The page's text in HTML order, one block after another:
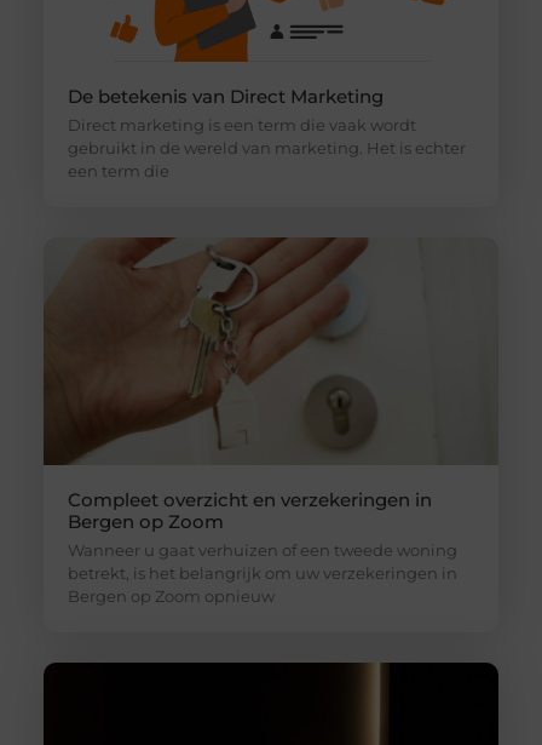
De betekenis van Direct Marketing
Direct marketing is een term die vaak wordt
gebruikt in de wereld van marketing. Het is echter
een term die
Compleet overzicht en verzekeringen in
Bergen op Zoom
Wanneer u gaat verhuizen of een tweede woning
betrekt, is het belangrijk om uw verzekeringen in
Bergen op Zoom opnieuw